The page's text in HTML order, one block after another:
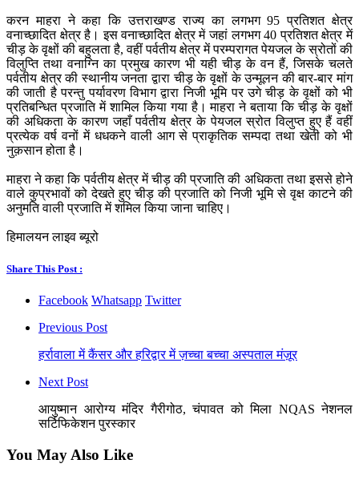
करन माहरा ने कहा कि उत्तराखण्ड राज्य का लगभग 95 प्रतिशत क्षेत्र
वनाच्छादित क्षेत्र है। इस वनाच्छादित क्षेत्र में जहां लगभग 40 प्रतिशत क्षेत्र में
चीड़ के वृक्षों की बहुलता है, वहीं पर्वतीय क्षेत्र में परम्परागत पेयजल के स्रोतों की
विलुप्ति तथा वनाग्नि का प्रमुख कारण भी यही चीड़ के वन हैं, जिसके चलते
पर्वतीय क्षेत्र की स्थानीय जनता द्वारा चीड़ के वृक्षों के उन्मूलन की बार-बार मांग
की जाती है परन्तु पर्यावरण विभाग द्वारा निजी भूमि पर उगे चीड़ के वृक्षों को भी
प्रतिबन्धित प्रजाति में शामिल किया गया है। माहरा ने बताया कि चीड़ के वृक्षों
की अधिकता के कारण जहाँ पर्वतीय क्षेत्र के पेयजल स्रोत विलुप्त हुए हैं वहीं
प्रत्येक वर्ष वनों में धधकने वाली आग से प्राकृतिक सम्पदा तथा खेती को भी
नुक़सान होता है।
माहरा ने कहा कि पर्वतीय क्षेत्र में चीड़ की प्रजाति की अधिकता तथा इससे होने
वाले कुप्रभावों को देखते हुए चीड़ की प्रजाति को निजी भूमि से वृक्ष काटने की
अनुमति वाली प्रजाति में शमिल किया जाना चाहिए।
हिमालयन लाइव ब्यूरो
Share This Post :
Facebook Whatsapp Twitter
Previous Post
हर्रावाला में कैंसर और हरिद्वार में ज़च्चा बच्चा अस्पताल मंज़ूर
Next Post
आयुष्मान आरोग्य मंदिर गैरीगोठ, चंपावत को मिला NQAS नेशनल
सर्टिफिकेशन पुरस्कार
You May Also Like